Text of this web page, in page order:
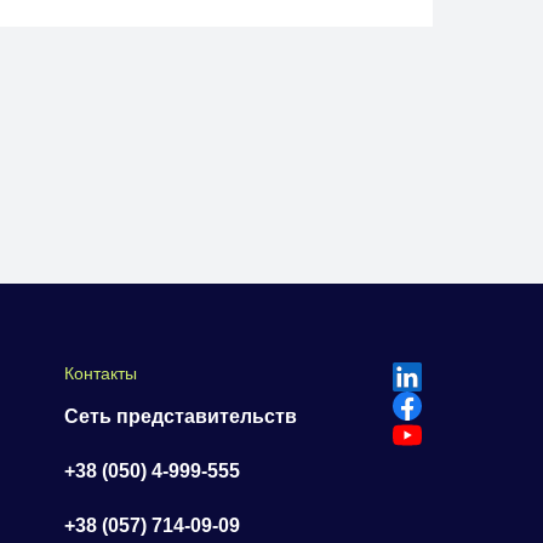
Контакты
Сеть представительств
+38 (050) 4-999-555
+38 (057) 714-09-09